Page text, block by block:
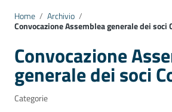
Home / Archivio /
Convocazione Assemblea generale dei soci
Convocazione
generale dei soci
Categorie